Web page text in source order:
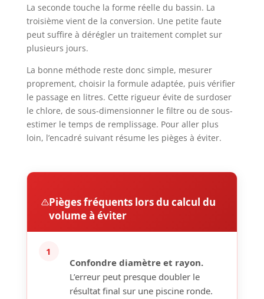
La seconde touche la forme réelle du bassin. La
troisième vient de la conversion. Une petite faute
peut suffire à dérégler un traitement complet sur
plusieurs jours.
La bonne méthode reste donc simple, mesurer
proprement, choisir la formule adaptée, puis vérifier
le passage en litres. Cette rigueur évite de surdoser
le chlore, de sous-dimensionner le filtre ou de sous-
estimer le temps de remplissage. Pour aller plus
loin, l’encadré suivant résume les pièges à éviter.
Pièges fréquents lors du calcul du
volume à éviter
1
Confondre diamètre et rayon.
L’erreur peut presque doubler le
résultat final sur une piscine ronde.